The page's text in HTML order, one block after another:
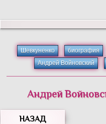
Шевкуненко биография
Андрей Войновский
Андрей
НАЗАД